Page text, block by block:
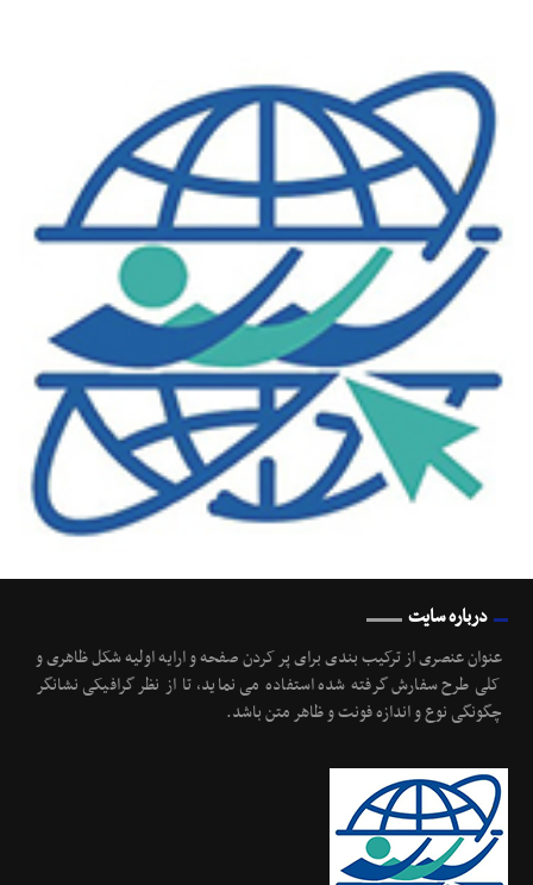
درباره سایت